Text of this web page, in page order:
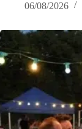
06/08/2026